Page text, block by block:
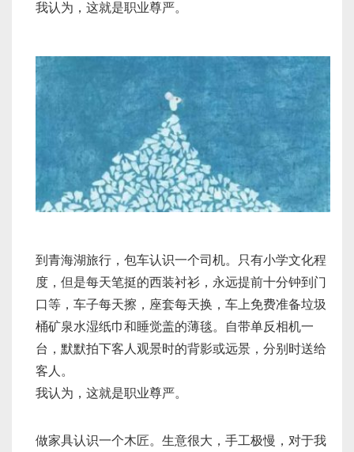
我认为，这就是职业尊严。
到青海湖旅行，包车认识一个司机。只有小学文化程
度，但是每天笔挺的西装衬衫，永远提前十分钟到门
口等，车子每天擦，座套每天换，车上免费准备垃圾
桶矿泉水湿纸巾和睡觉盖的薄毯。自带单反相机一
台，默默拍下客人观景时的背影或远景，分别时送给
客人。
我认为，这就是职业尊严。
做家具认识一个木匠。生意很大，手工极慢，对于我